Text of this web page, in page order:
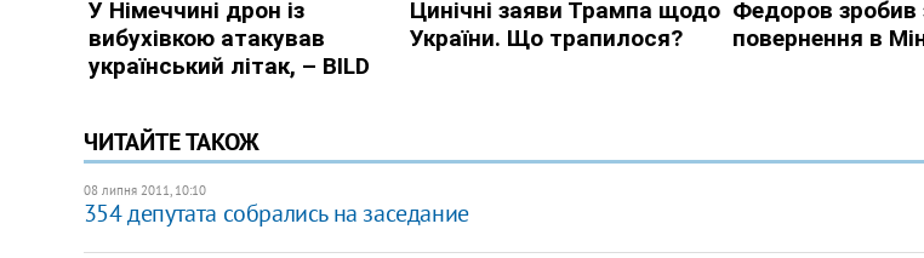
ЧИТАЙТЕ ТАКОЖ
08 липня 2011, 10:10
354 депутата собрались на заседание